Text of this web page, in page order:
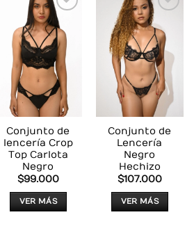
AÑADIR
A LA
LISTA
DE
DESEOS
Conjunto de
lencería Crop
Top Carlota
Negro
$99.000
VER MÁS
AÑADIR
A LA
LISTA
DE
DESEOS
Conjunto de
Lencería
Negro
Hechizo
$107.000
VER MÁS